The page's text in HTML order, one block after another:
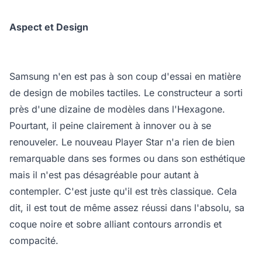
Aspect et Design
Samsung n'en est pas à son coup d'essai en matière
de design de mobiles tactiles. Le constructeur a sorti
près d'une dizaine de modèles dans l'Hexagone.
Pourtant, il peine clairement à innover ou à se
renouveler. Le nouveau Player Star n'a rien de bien
remarquable dans ses formes ou dans son esthétique
mais il n'est pas désagréable pour autant à
contempler. C'est juste qu'il est très classique. Cela
dit, il est tout de même assez réussi dans l'absolu, sa
coque noire et sobre alliant contours arrondis et
compacité.